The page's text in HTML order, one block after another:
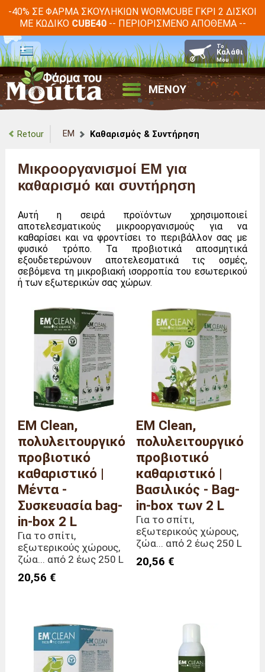
-40% ΣΕ ΦΆΡΜΑ ΣΚΟΥΛΗΚΙΏΝ WORMCUBE ΓΚΡΙ 2 ΔΊΣΚΟΙ
ΜΕ ΚΩΔΙΚΌ CUBE40-- ΠΕΡΙΟΡΙΣΜΈΝΟ ΑΠΌΘΕΜΑ --
ΜΕΝΟΥ
Retour EM Καθαρισμός & Συντήρηση
Μικροοργανισμοί EM για
καθαρισμό και συντήρηση
Αυτή η σειρά προϊόντων χρησιμοποιεί
αποτελεσματικούς μικροοργανισμούς για να
καθαρίσει και να φροντίσει το περιβάλλον σας με
φυσικό τρόπο. Τα προβιοτικά αποσμητικά
εξουδετερώνουν αποτελεσματικά τις οσμές,
σεβόμενα τη μικροβιακή ισορροπία του εσωτερικού
ή των εξωτερικών σας χώρων.
EM Clean,
πολυλειτουργικό
προβιοτικό
καθαριστικό |
Μέντα -
Συσκευασία bag-
in-box 2 L
Για το σπίτι,
εξωτερικούς χώρους,
ζώα... από 2 έως 250 L
20,56 €
EM Clean,
πολυλειτουργικό
προβιοτικό
καθαριστικό |
Βασιλικός - Bag-
in-box των 2 L
Για το σπίτι,
εξωτερικούς χώρους,
ζώα... από 2 έως 250 L
20,56 €